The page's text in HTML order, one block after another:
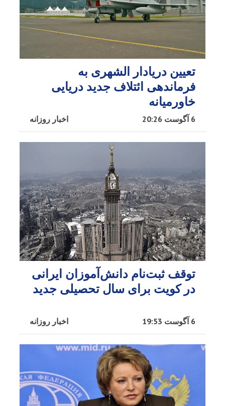
تعیین دریادار الشهری به
فرماندهی ائتلاف جدید دریایی
خاورمیانه
اخبار روزانه 6 آگوست 20:26
توقف ثبت‌نام دانش‌آموزان ایرانی
در کویت برای سال تحصیلی جدید
اخبار روزانه 6 آگوست 19:53